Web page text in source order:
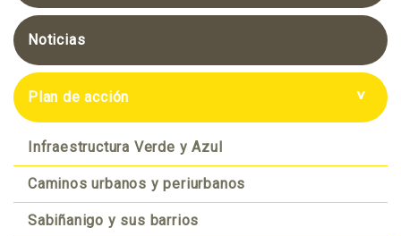
Sesión grupal con los Técnicos
Presentación de la Agenda
Urbana y Diagnóstico compartido
Futuro compartido
Ideas de proyectos
¿Quieres aportar?
Noticias
Plan de acción
Infraestructura Verde y Azul
Caminos urbanos y periurbanos
Sabiñanigo y sus barrios